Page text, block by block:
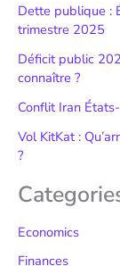
Dette publique :
trimestre 2025
Déficit public
connaître ?
Conflit Iran
Vol KitKat :
?
Economics
Finances